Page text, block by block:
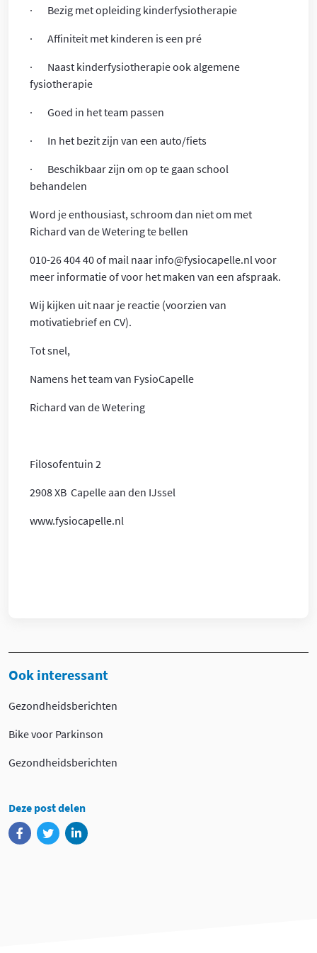
Ook interessant
Gezondheidsberichten
Bike voor Parkinson
Gezondheidsberichten
Deze post delen
· Bezig met opleiding kinderfysiotherapie
· Affiniteit met kinderen is een pré
· Naast kinderfysiotherapie ook algemene
fysiotherapie
· Goed in het team passen
· In het bezit zijn van een auto/fiets
· Beschikbaar zijn om op te gaan school
behandelen
Word je enthousiast, schroom dan niet om met
Richard van de Wetering te bellen
010-26 404 40 of mail naar info@fysiocapelle.nl voor
meer informatie of voor het maken van een afspraak.
Wij kijken uit naar je reactie (voorzien van
motivatiebrief en CV).
Tot snel,
Namens het team van FysioCapelle
Richard van de Wetering
Filosofentuin 2
2908 XB Capelle aan den IJssel
www.fysiocapelle.nl